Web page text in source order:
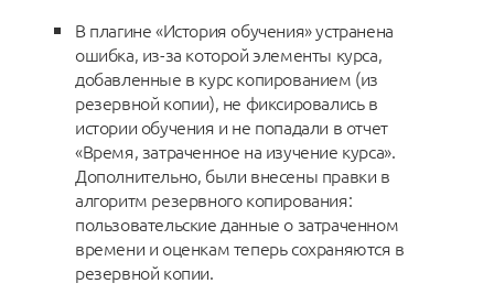
В плагине «История обучения» устранена
ошибка, из-за которой элементы курса,
добавленные в курс копированием (из
резервной копии), не фиксировались в
истории обучения и не попадали в отчет
«Время, затраченное на изучение курса».
Дополнительно, были внесены правки в
алгоритм резервного копирования:
пользовательские данные о затраченном
времени и оценкам теперь сохраняются в
резервной копии.